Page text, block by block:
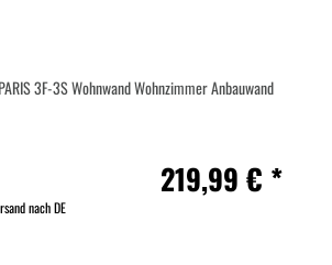
3F-3S Wohnwand Wohnzimmer Anbauwand
219,99 € *
nach DE